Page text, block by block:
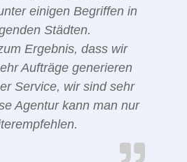
einigen Begriffen in
Städten.
Ergebnis, dass wir
Aufträge generieren
Service, wir sind sehr
Agentur kann man nur